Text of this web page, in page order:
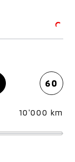
60
10'000 km